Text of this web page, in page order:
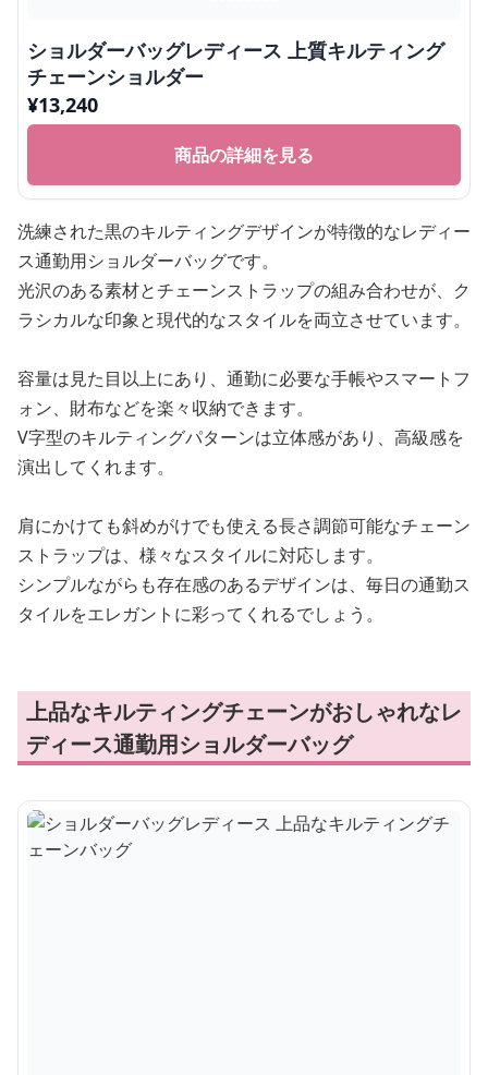
ショルダーバッグレディース 上質キルティング
チェーンショルダー
¥13,240
商品の詳細を見る
洗練された黒のキルティングデザインが特徴的なレディー
ス通勤用ショルダーバッグです。
光沢のある素材とチェーンストラップの組み合わせが、ク
ラシカルな印象と現代的なスタイルを両立させています。
容量は見た目以上にあり、通勤に必要な手帳やスマートフ
ォン、財布などを楽々収納できます。
V字型のキルティングパターンは立体感があり、高級感を
演出してくれます。
肩にかけても斜めがけでも使える長さ調節可能なチェーン
ストラップは、様々なスタイルに対応します。
シンプルながらも存在感のあるデザインは、毎日の通勤ス
タイルをエレガントに彩ってくれるでしょう。
上品なキルティングチェーンがおしゃれなレ
ディース通勤用ショルダーバッグ